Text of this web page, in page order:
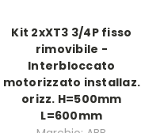
Kit 2xXT3 3/4P fisso
rimovibile -
Interbloccato
motorizzato installaz.
orizz. H=500mm
L=600mm